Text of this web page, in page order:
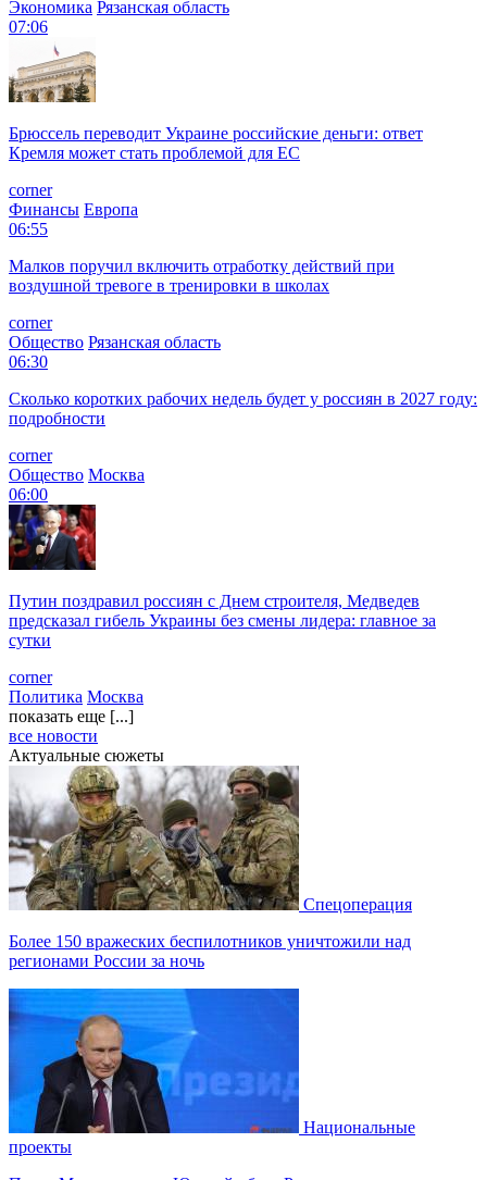
Экономика Рязанская область
07:06
Брюссель переводит Украине российские деньги: ответ
Кремля может стать проблемой для EC
corner
Финансы Европа
06:55
Малков поручил включить отработку действий при
воздушной тревоге в тренировки в школах
corner
Общество Рязанская область
06:30
Сколько коротких рабочих недель будет у россиян в 2027 году:
подробности
corner
Общество Москва
06:00
Путин поздравил россиян с Днем строителя, Медведев
предсказал гибель Украины без смены лидера: главное за
сутки
corner
Политика Москва
показать еще [...]
все новости
Актуальные сюжеты
Спецоперация
Более 150 вражеских беспилотников уничтожили над
регионами России за ночь
Национальные
проекты